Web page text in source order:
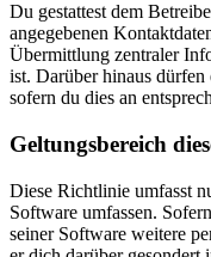
Du gestattest dem
angegebenen
Übermittlung zentraler
ist. Darüber hinaus
sofern du dies an
Geltungsbereich
Diese Richtlinie umfasst
Software umfassen.
seiner Software weitere